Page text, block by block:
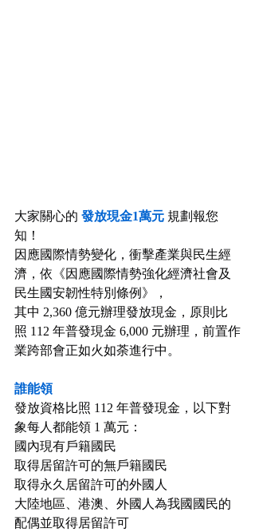
大家關心的 發放現金1萬元 規劃報您
知！
因應國際情勢變化，衝擊產業與民生經
濟，依《因應國際情勢強化經濟社會及
民生國安韌性特別條例》，
其中 2,360 億元辦理發放現金，原則比
照 112 年普發現金 6,000 元辦理，前置作
業跨部會正如火如荼進行中。
誰能領
發放資格比照 112 年普發現金，以下對
象每人都能領 1 萬元：
國內現有戶籍國民
取得居留許可的無戶籍國民
取得永久居留許可的外國人
大陸地區、港澳、外國人為我國國民的
配偶並取得居留許可